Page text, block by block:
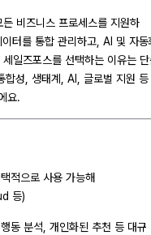
비즈니스 프로세스를 지원하
터를 통합 관리하고, AI 및 자동
일즈포스를 선택하는 이유는
합성, 생태계, AI, 글로벌 지원 등
요.
적으로 사용 가능해
등)
동 분석, 개인화된 추천 등 대규